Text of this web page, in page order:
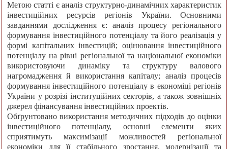
Метою статті є аналіз структурно-динамічних характеристик
інвестиційних ресурсів регіонів України. Основними
завданнями дослідження є: аналіз процесу регіонального
формування інвестиційного потенціалу та його реалізація у
формі капітальних інвестицій; оцінювання інвестиційного
потенціалу на рівні регіональної та національної економіки
використовуючи динаміку та структуру валового
нагромадження й використання капіталу; аналіз процесів
формування інвестиційного потенціалу в економіці регіонів
України у розрізі інституційних секторів, а також зовнішніх
джерел фінансування інвестиційних проектів.
Обґрунтовано використання методичних підходів до оцінки
інвестиційного потенціалу, основні елементи яких
сприятимуть максимізації можливостей регіональної
економіки для її стабільного зростання, модернізації та